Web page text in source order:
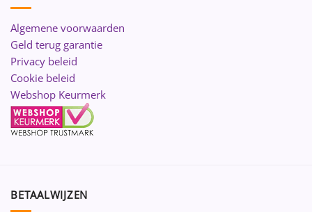
Algemene voorwaarden
Geld terug garantie
Privacy beleid
Cookie beleid
Webshop Keurmerk
BETAALWIJZEN